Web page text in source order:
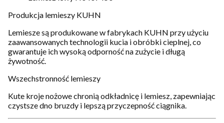
Produkcja lemieszy KUHN
Lemiesze są produkowane w fabrykach KUHN przy użyciu
zaawansowanych technologii kucia i obróbki cieplnej, co
gwarantuje ich wysoką odporność na zużycie i długą
żywotność.
Wszechstronność lemieszy
Kute kroje nożowe chronią odkładnicę i lemiesz, zapewniając
czystsze dno bruzdy i lepszą przyczepność ciągnika.